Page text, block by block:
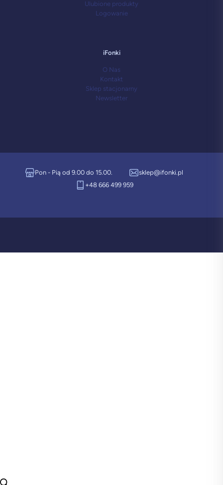
Ulubione produkty
Logowanie
iFonki
O Nas
Kontakt
Sklep stacjonarny
Newsletter
Pon - Pią od 9.00 do 15.00.
sklep@ifonki.pl
+48 666 499 959